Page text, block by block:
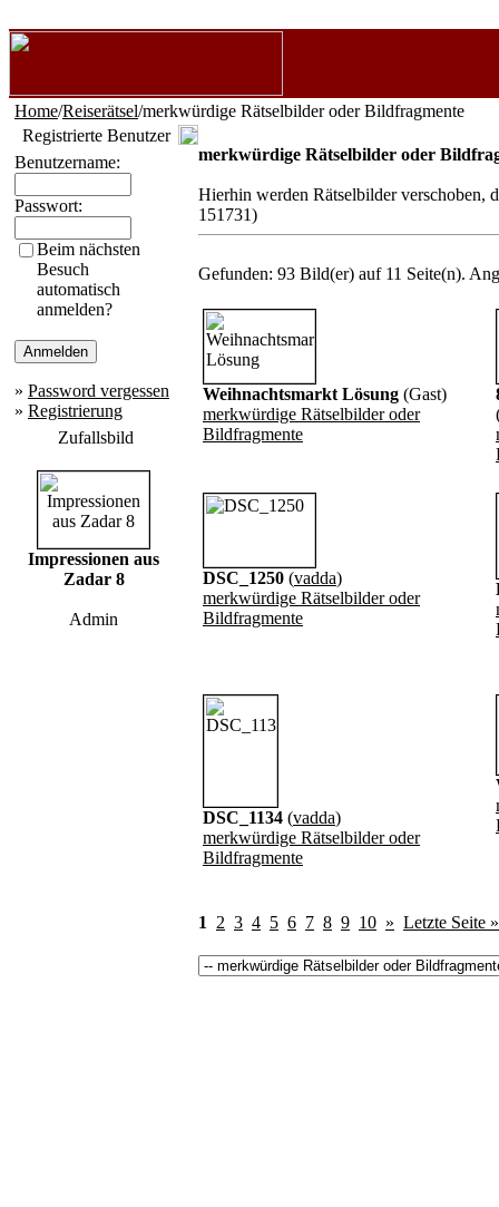
Home/Reiserätsel/merkwürdige Rätselbilder oder Bildfragmente
Registrierte Benutzer
Benutzername:
Passwort:
Beim nächsten
Besuch
automatisch
anmelden?
» Password vergessen
» Registrierung
Zufallsbild
Impressionen aus
Zadar 8
Admin
merkwürdige Rätselbilder oder
Hierhin werden Rätselbilder verschoben,
151731)
Gefunden: 93 Bild(er) auf 11 Seite(n).
Weihnachtsmarkt Lösung (Gast)
merkwürdige Rätselbilder oder
Bildfragmente
DSC_1250 (vadda)
merkwürdige Rätselbilder oder
Bildfragmente
DSC_1134 (vadda)
merkwürdige Rätselbilder oder
Bildfragmente
1 2 3 4 5 6 7 8 9 10 » Letzte Seite »